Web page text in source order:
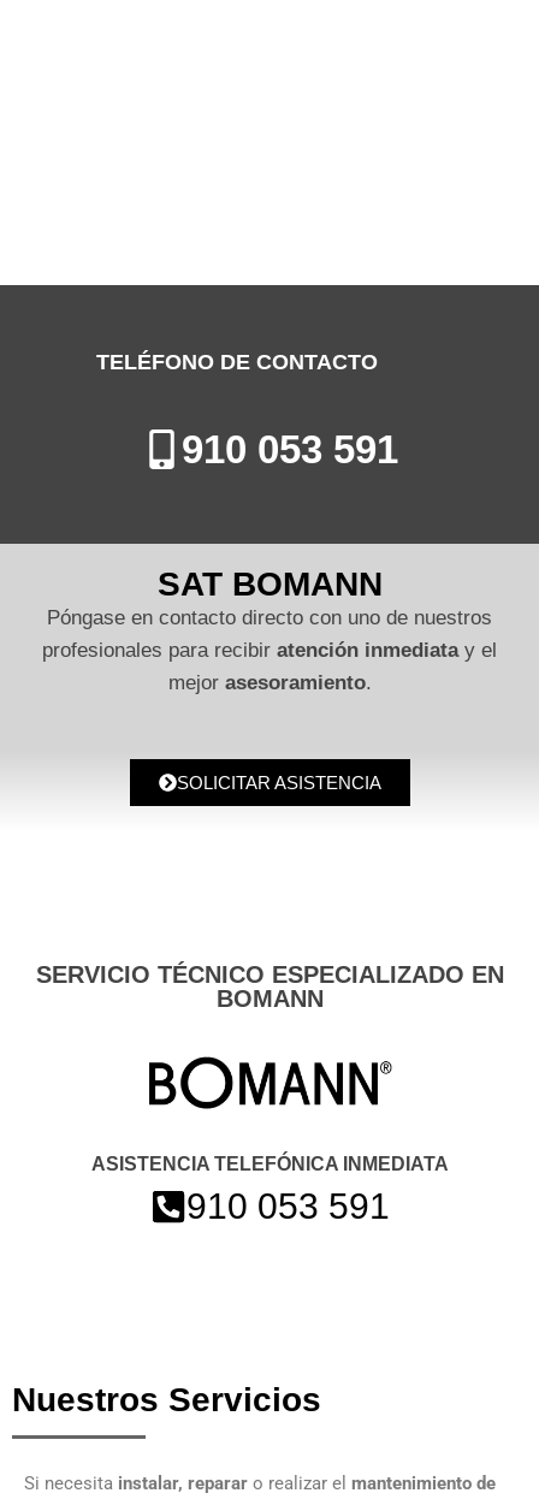
TELÉFONO DE CONTACTO
910 053 591
SAT BOMANN
Póngase en contacto directo con uno de nuestros
profesionales para recibir atención inmediatay el
mejor asesoramiento.
SOLICITAR ASISTENCIA
SERVICIO TÉCNICO ESPECIALIZADO EN
BOMANN
ASISTENCIA TELEFÓNICA INMEDIATA
910 053 591
Nuestros Servicios
Si necesita instalar, reparar o realizar el mantenimiento de